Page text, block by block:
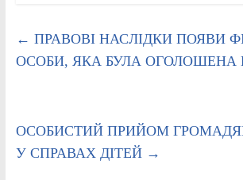
← ПРАВОВІ НАСЛІДКИ ПОЯВИ
ОСОБИ, ЯКА БУЛА
ОСОБИСТИЙ ПРИЙОМ
У СПРАВАХ ДІТЕЙ →